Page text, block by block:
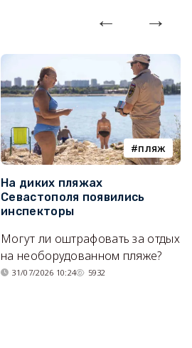
пляж
На диких пляжах
Севастополя появились
инспекторы
Могут ли оштрафовать за отдых
на необорудованном пляже?
31/07/2026 10:24 5932